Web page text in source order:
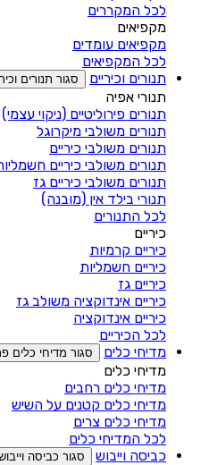
לכל המקררים
מקפיאים
מקפיאים עומדים
לכל המקפיאים
תנורים וכיריים
סגור תנורים
תנורי אפיה
תנורים פירוליטיים (ניקוי עצמי)
תנורים משולבי מיקרוגל
תנורים משולבי כיריים
תנורים משולבי כיריים
תנורים משולבי כיריים גז
תנורי בילד אין (מובנה)
לכל התנורים
כיריים
כיריים קרמיות
כיריים חשמליות
כיריים גז
כיריים אינדוקציה משולב גז
כיריים אינדוקציה
לכל הכיריים
מדיחי כלים
סגור מדיחי כלים
מדיחי כלים
מדיחי כלים רחבים
מדיחי כלים קטנים על השיש
מדיחי כלים צרים
לכל המדיחי כלים
כביסה וייבוש
סגור כביסה